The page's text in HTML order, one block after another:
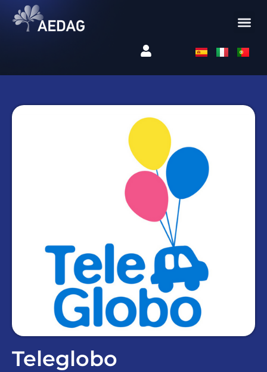
Teleglobo